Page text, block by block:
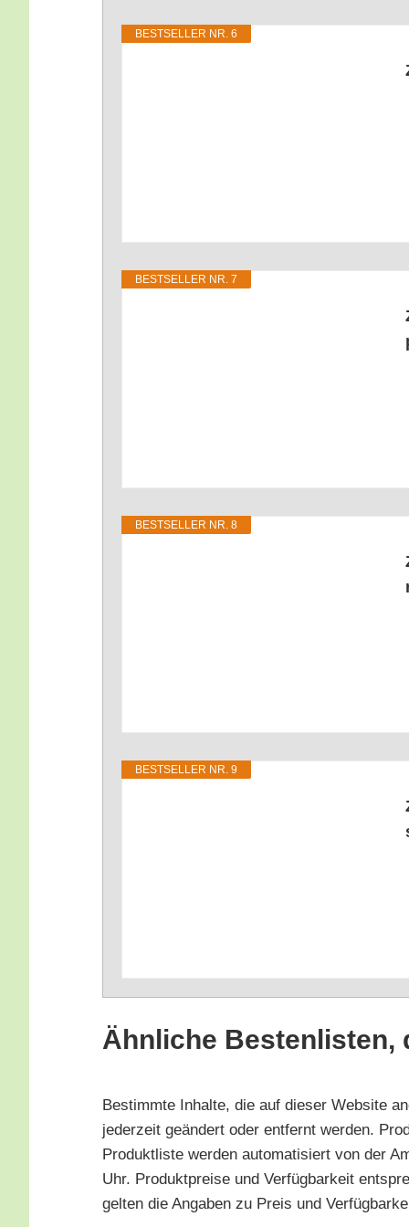
BEST­SEL­LER NR. 6
BEST­SEL­LER NR. 7
BEST­SEL­LER NR. 8
BEST­SEL­LER NR. 9
Ähn­li­che Bes­ten­lis­ten,
Bestimm­te Inhal­te, die auf die­ser Web­site
jeder­zeit geän­dert oder ent­fernt wer­den.
Pro­dukt­lis­te wer­den auto­ma­ti­siert von der
Uhr. Pro­dukt­prei­se und Ver­füg­bar­keit
gel­ten die Anga­ben zu Preis und